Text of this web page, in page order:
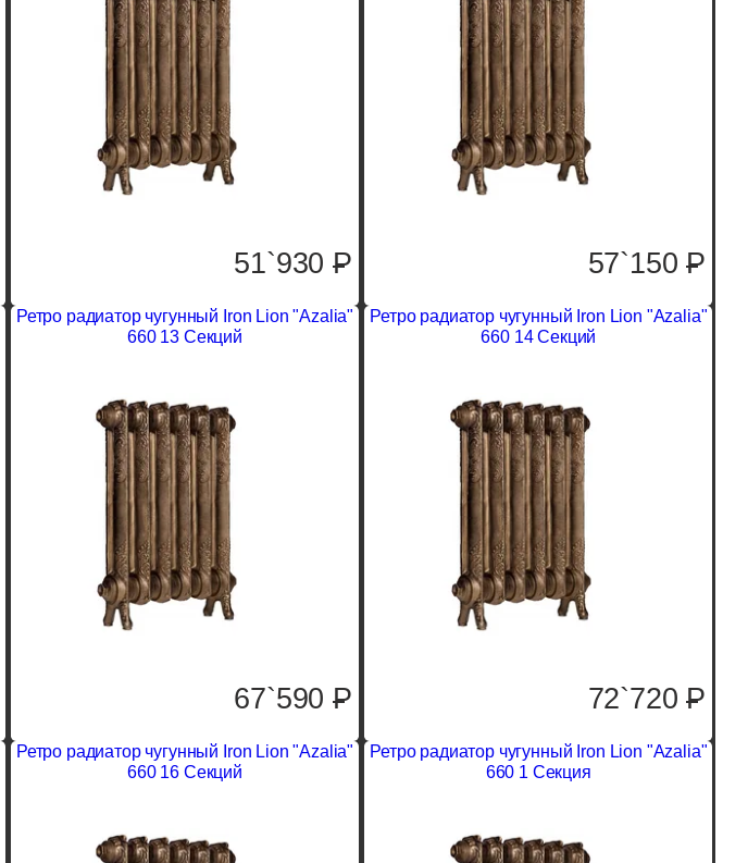
51`930P 57`150P
Ретро радиатор чугунный Iron Lion "Azalia"
660 13 Секций
67`590P
Ретро радиатор чугунный Iron Lion "Azalia"
660 14 Секций
72`720P
Ретро радиатор чугунный Iron Lion "Azalia"
660 16 Секций
Ретро радиатор чугунный Iron Lion "Azalia"
660 1 Секция